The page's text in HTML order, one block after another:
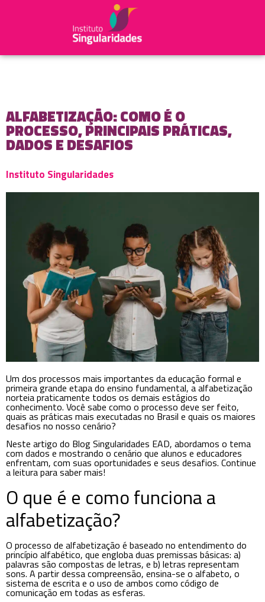
ALFABETIZAÇÃO: COMO É O
PROCESSO, PRINCIPAIS PRÁTICAS,
DADOS E DESAFIOS
Instituto Singularidades
Um dos processos mais importantes da educação formal e
primeira grande etapa do ensino fundamental, a alfabetização
norteia praticamente todos os demais estágios do
conhecimento. Você sabe como o processo deve ser feito,
quais as práticas mais executadas no Brasil e quais os maiores
desafios no nosso cenário?
Neste artigo do Blog Singularidades EAD, abordamos o tema
com dados e mostrando o cenário que alunos e educadores
enfrentam, com suas oportunidades e seus desafios. Continue
a leitura para saber mais!
O que é e como funciona a
alfabetização?
O processo de alfabetização é baseado no entendimento do
princípio alfabético, que engloba duas premissas básicas: a)
palavras são compostas de letras, e b) letras representam
sons. A partir dessa compreensão, ensina-se o alfabeto, o
sistema de escrita e o uso de ambos como código de
comunicação em todas as esferas.